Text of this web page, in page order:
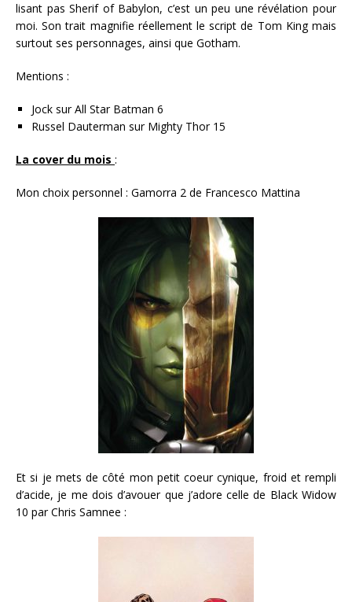
lisant pas Sherif of Babylon, c’est un peu une révélation pour
moi. Son trait magnifie réellement le script de Tom King mais
surtout ses personnages, ainsi que Gotham.
Mentions :
Jock sur All Star Batman 6
Russel Dauterman sur Mighty Thor 15
La cover du mois :
Mon choix personnel : Gamorra 2 de Francesco Mattina
Et si je mets de côté mon petit coeur cynique, froid et rempli
d’acide, je me dois d’avouer que j’adore celle de Black Widow
10 par Chris Samnee :